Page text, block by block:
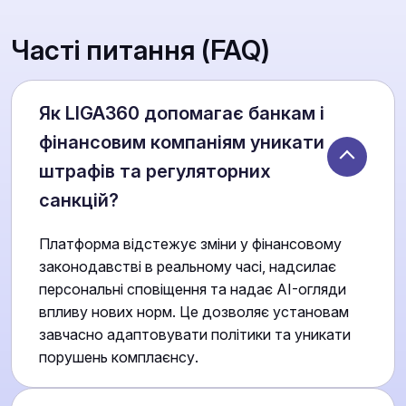
Часті питання (FAQ)
Як LIGA360 допомагає банкам і
фінансовим компаніям уникати
штрафів та регуляторних
санкцій?
Платформа відстежує зміни у фінансовому
законодавстві в реальному часі, надсилає
персональні сповіщення та надає AI-огляди
впливу нових норм. Це дозволяє установам
завчасно адаптовувати політики та уникати
порушень комплаєнсу.